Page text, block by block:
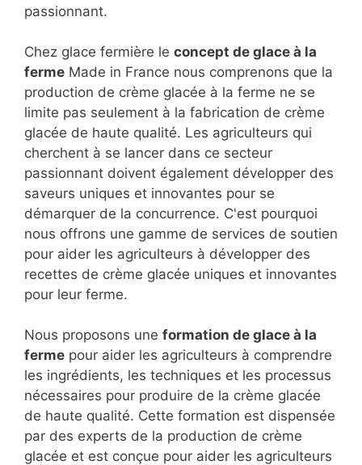
passionnant.
Chez glace fermière le concept de glace à la
ferme Made in France nous comprenons que la
production de crème glacée à la ferme ne se
limite pas seulement à la fabrication de crème
glacée de haute qualité. Les agriculteurs qui
cherchent à se lancer dans ce secteur
passionnant doivent également développer des
saveurs uniques et innovantes pour se
démarquer de la concurrence. C'est pourquoi
nous offrons une gamme de services de soutien
pour aider les agriculteurs à développer des
recettes de crème glacée uniques et innovantes
pour leur ferme.
Nous proposons une formation de glace à la
ferme pour aider les agriculteurs à comprendre
les ingrédients, les techniques et les processus
nécessaires pour produire de la crème glacée
de haute qualité. Cette formation est dispensée
par des experts de la production de crème
glacée et est conçue pour aider les agriculteurs